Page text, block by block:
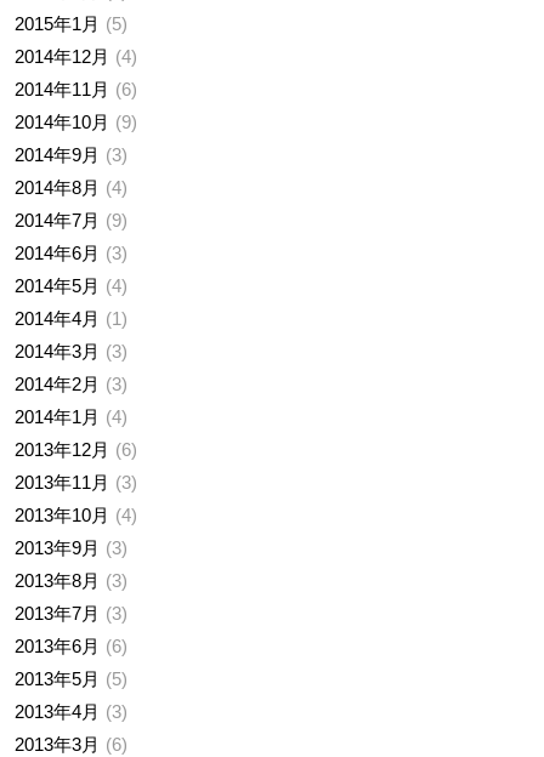
2015年1月
5
2014年12月
4
2014年11月
6
2014年10月
9
2014年9月
3
2014年8月
4
2014年7月
9
2014年6月
3
2014年5月
4
2014年4月
1
2014年3月
3
2014年2月
3
2014年1月
4
2013年12月
6
2013年11月
3
2013年10月
4
2013年9月
3
2013年8月
3
2013年7月
3
2013年6月
6
2013年5月
5
2013年4月
3
2013年3月
6